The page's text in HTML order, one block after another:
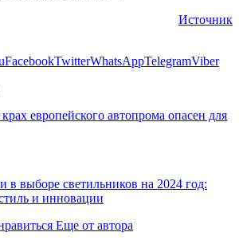
Источник
FacebookTwitterWhatsAppTelegramViber
европейского автопрома опасен для
в выборе светильников на 2024 год:
и инновации
Еще от автора